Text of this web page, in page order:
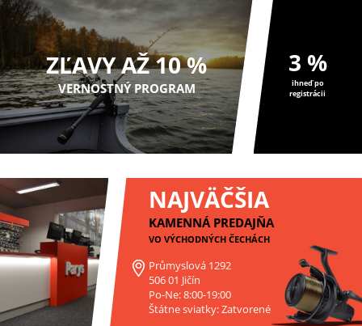
ZĽAVY AŽ 10 %
VERNOSTNÝ PROGRAM
3 %
ihneď po
registrácii
NAJVÄČŠIA
KAMENNÁ PREDAJŇA
VO VÝCHODNÝCH ČECHÁCH
Průmyslová 1292
506 01 Jičín
Po-Ne: 8:00-19:00
Štátne sviatky: Zatvorené